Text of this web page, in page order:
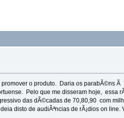
o produto. Daria os parabÃ©ns
Pelo que me disseram hoje, essa
das dÃ©cadas de 70,80,90 com
disto de audiÃªncias de rÃ¡dios on line.